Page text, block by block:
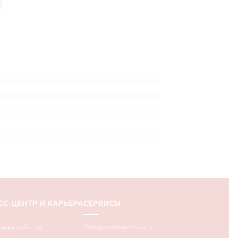
ЦЕНТР И КАРЬЕРА
событий
СЕРВИСЫ
Интерактивный каталог